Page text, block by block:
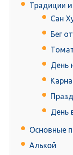
Традиции
Сан
Бег
День
День
Основные
Алькой